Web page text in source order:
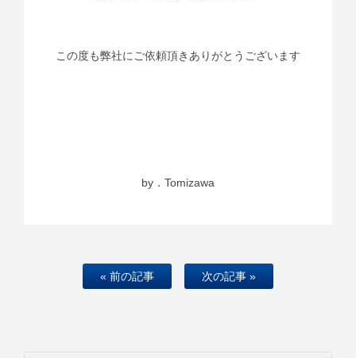
この度も弊社にご依頼頂きありがとうございます
by．Tomizawa
« 前の記事 次の記事 »